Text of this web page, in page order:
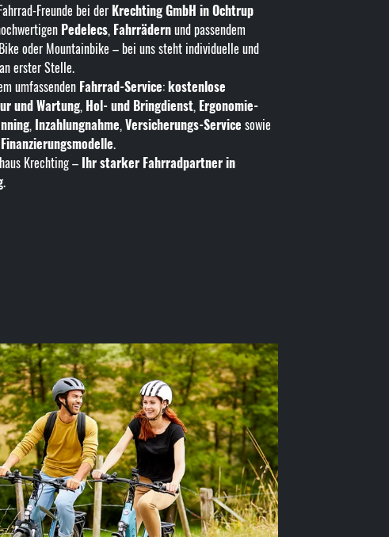
Freunde bei der Krechting GmbH in Ochtrup
Pedelecs, Fahrrädernund passendem
oder Mountainbike – bei uns steht individuelle und
an erster Stelle.
umfassenden Fahrrad-Service:kostenlose
und Wartung, Hol- und Bringdienst, Ergonomie-
, Inzahlungnahme,Versicherungs-Service sowie
.
Krechting – Ihr starker Fahrradpartner in
.